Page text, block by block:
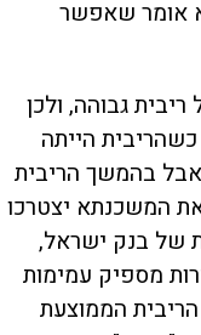
אומר שאפשר
גבוהה, ולכן
הייתה
אבל בהמשך הריבית
את המשכנתא יצטרכו
של בנק ישראל,
מספיק עמימות
הממוצעת